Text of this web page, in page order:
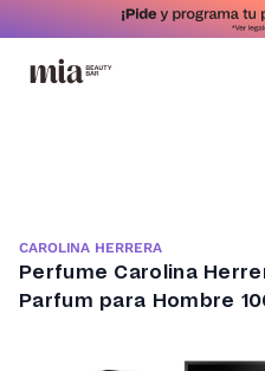
CAROLINA HERRERA
Perfume Carolina
Parfum para Hombre